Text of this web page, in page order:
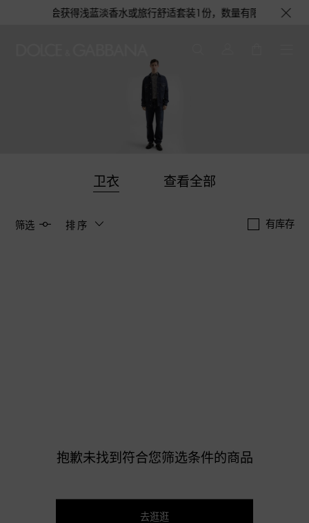
有机会获得浅蓝淡香水或旅行舒适套装1份，数量有限，赠完即止
卫衣 查看全部
筛选 排序 有库存
抱歉未找到符合您筛选条件的商品
去逛逛